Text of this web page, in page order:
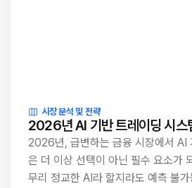
시장 분석 및 전략
2026년 AI 기반 트레이딩 시스
2026년, 급변하는 금융 시장에서 AI
은 더 이상 선택이 아닌 필수 요소가
무리 정교한 AI라 할지라도 예측 불